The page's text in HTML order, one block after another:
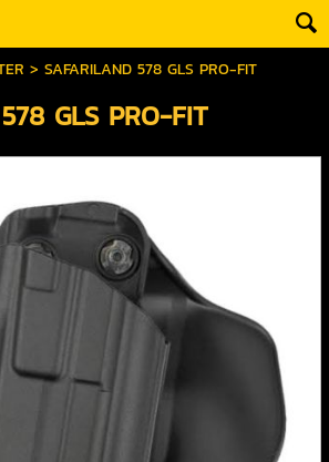
> SAFARILAND 578 GLS PRO-FIT
GLS PRO-FIT